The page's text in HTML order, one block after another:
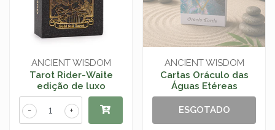
ANCIENT WISDOM
Tarot Rider-Waite
edição de luxo
+
-
ANCIENT WISDOM
Cartas Oráculo das
Águas Etéreas
ESGOTADO